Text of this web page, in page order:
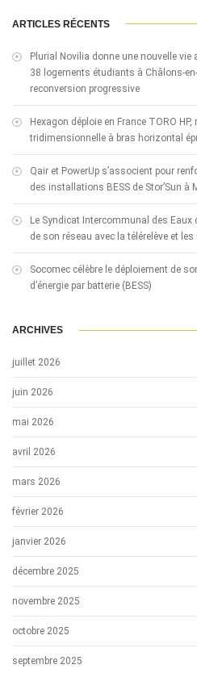
ARTICLES RÉCENTS
Plurial Novilia donne une nouvelle
38 logements étudiants à Châlons-
reconversion progressive
Hexagon déploie en France TORO
tridimensionnelle à bras horizontal
Qair et PowerUp s’associent pour
des installations BESS de Stor’Sun à
Le Syndicat Intercommunal des Eaux
de son réseau avec la télérelève et
Socomec célèbre le déploiement de
d’énergie par batterie (BESS)
ARCHIVES
juillet 2026
juin 2026
mai 2026
avril 2026
mars 2026
février 2026
janvier 2026
décembre 2025
novembre 2025
octobre 2025
septembre 2025